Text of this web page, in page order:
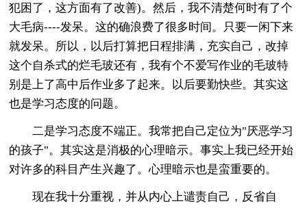
犯困了，这方面有了改善)。然后，我不清楚何时有了个
大毛病----发呆。这的确浪费了很多时间。只要一闲下来
就发呆。所以，以后打算把日程排满，充实自己，改掉
这个自杀式的烂毛玻还有，我有个不爱写作业的毛玻特
别是上了高中后作业多了起来。以后要勤快些。其实这
也是学习态度的问题。
二是学习态度不端正。我常把自己定位为"厌恶学习
的孩子"。其实这是消极的心理暗示。事实上我已经开始
对许多的科目产生兴趣了。心理暗示也是蛮重要的。
现在我十分重视，并从内心上谴责自己，反省自